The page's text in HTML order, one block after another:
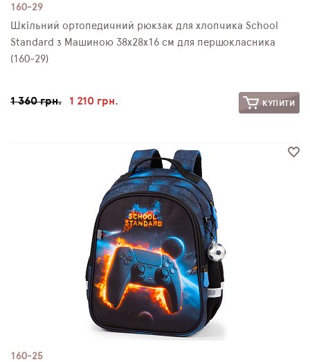
160-29
Шкільний ортопедичний рюкзак для хлопчика School
Standard з Машиною 38х28х16 см для першокласника
(160-29)
1 360 грн. 1 210 грн. КУПИТИ
160-25